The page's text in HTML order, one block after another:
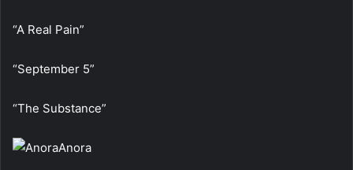
“A Real Pain”
“September 5”
“The Substance”
Anora